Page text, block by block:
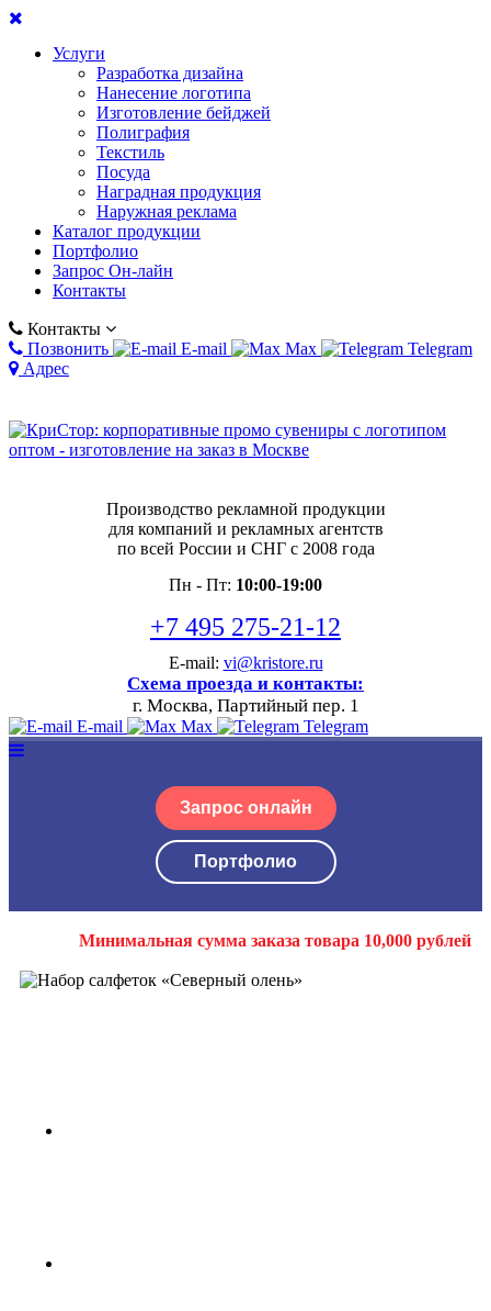
Услуги
Разработка дизайна
Нанесение логотипа
Изготовление бейджей
Полиграфия
Текстиль
Посуда
Наградная продукция
Наружная реклама
Каталог продукции
Портфолио
Запрос Он-лайн
Контакты
Контакты
Позвонить
E-mail Max
Telegram
Адрес
Производство рекламной продукции
для компаний и рекламных агентств
по всей России и СНГ с 2008 года
Пн - Пт: 10:00-19:00
+7 495 275-21-12
E-mail: vi@kristore.ru
Схема проезда и контакты:
г. Москва, Партийный пер. 1
E-mail Max Telegram
Запрос онлайн
Портфолио
Минимальная сумма заказа товара 10,000 рублей